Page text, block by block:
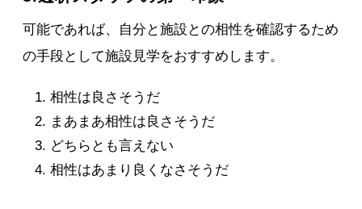
可能であれば、自分と施設との相性を確認するため
の手段として施設見学をおすすめします。
相性は良さそうだ
まあまあ相性は良さそうだ
どちらとも言えない
相性はあまり良くなさそうだ